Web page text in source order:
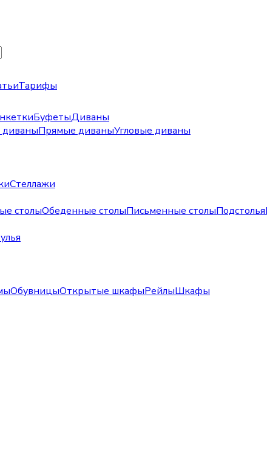
Тарифы
БуфетыДиваны
Прямые диваныУгловые диваны
Стеллажи
столыОбеденные столыПисьменные столыПодстолья
ОбувницыОткрытые шкафыРейлыШкафы